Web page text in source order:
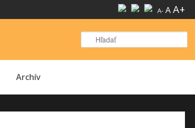
A- AA+
Archív